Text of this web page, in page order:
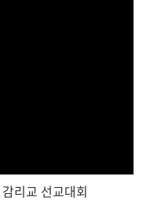
리교 선교대회